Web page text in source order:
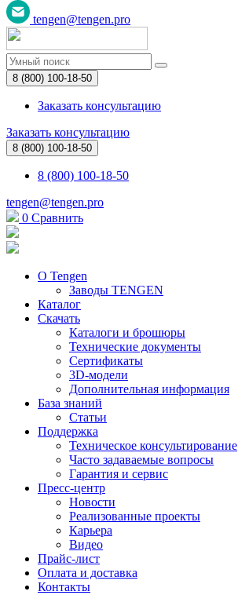
tengen@tengen.pro
8 (800) 100-18-50
Заказать консультацию
Заказать консультацию
8 (800) 100-18-50
8 (800) 100-18-50
tengen@tengen.pro
0 Сравнить
О Tengen
Заводы TENGEN
Каталог
Скачать
Каталоги и брошюры
Технические документы
Сертификаты
3D-модели
Дополнительная информация
База знаний
Статьи
Поддержка
Техническое консультирование
Часто задаваемые вопросы
Гарантия и сервис
Пресс-центр
Новости
Реализованные проекты
Карьера
Видео
Прайс-лист
Оплата и доставка
Контакты